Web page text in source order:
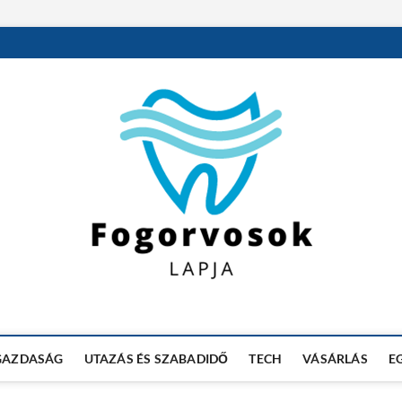
UTAZÁS ÉS SZABADIDŐ TECH VÁSÁRLÁS